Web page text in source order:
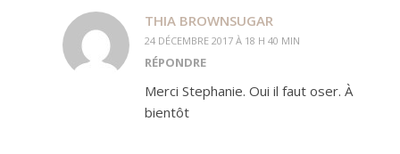
THIA BROWNSUGAR
24 DÉCEMBRE 2017 À 18 H 40 MIN
RÉPONDRE
Merci Stephanie. Oui il faut oser. À
bientôt